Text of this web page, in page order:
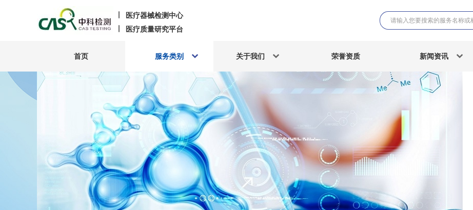
医疗器械检测中心
医疗质量研究平台
首页 服务类别 关于我们 荣誉资质 新闻资讯